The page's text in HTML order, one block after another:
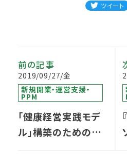
ツイート
前の記事
2019/09/27/金
新規開業・運営支援・
PPM
「健康経営実践モデ
ル」構築のための産